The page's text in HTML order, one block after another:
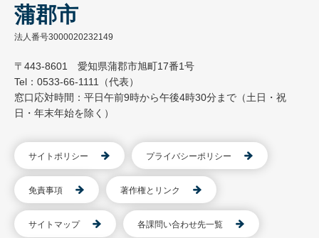
蒲郡市
法人番号3000020232149
〒443-8601 愛知県蒲郡市旭町17番1号
Tel：0533-66-1111（代表）
窓口応対時間：平日午前9時から午後4時30分まで（土日・祝
日・年末年始を除く）
サイトポリシー プライバシーポリシー
免責事項 著作権とリンク
サイトマップ 各課問い合わせ先一覧